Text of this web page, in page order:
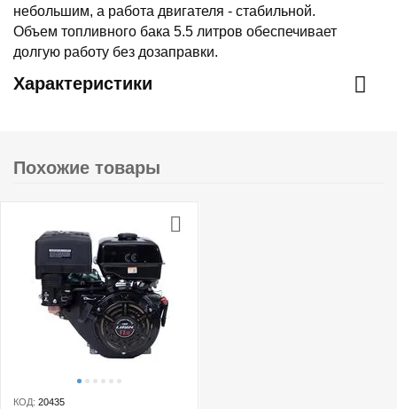
небольшим, а работа двигателя - стабильной.
Объем топливного бака 5.5 литров обеспечивает
долгую работу без дозаправки.
Характеристики
Похожие товары
КОД: 20435